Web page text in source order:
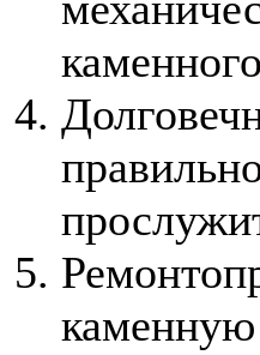
каменную